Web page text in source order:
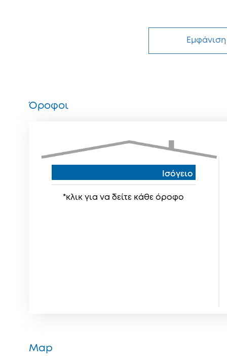
Όροφοι
Ισόγειο
*κλικ για να δείτε κάθε όροφο
Map